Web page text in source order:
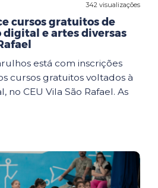
342 visualizações
cursos gratuitos de
digital e artes diversas
está com inscrições
cursos gratuitos voltados à
CEU Vila São Rafael. As